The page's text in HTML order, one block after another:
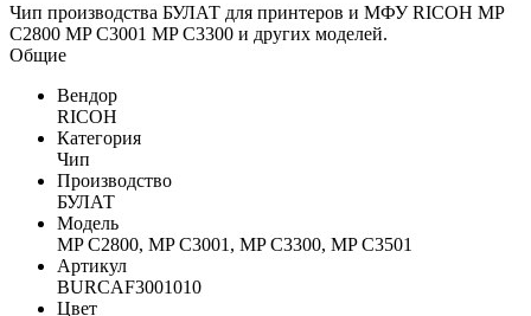
Чип производства БУЛАТ для принтеров и МФУ RICOH MP
C2800 MP C3001 MP C3300 и других моделей.
Общие
Вендор
RICOH
Категория
Чип
Производство
БУЛАТ
Модель
MP C2800, MP C3001, MP C3300, MP C3501
Артикул
BURCAF3001010
Цвет